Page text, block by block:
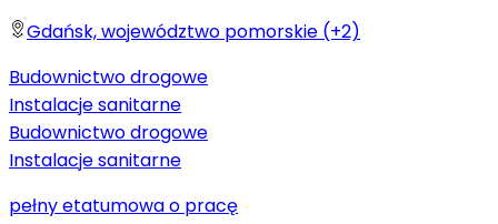
Gdańsk, województwo pomorskie (+2)
Budownictwo drogowe
Instalacje sanitarne
Budownictwo drogowe
Instalacje sanitarne
pełny etatumowa o pracę